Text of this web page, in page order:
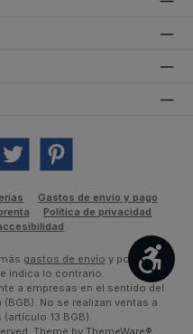
Pinterest
Gastos de envío y pago
Política de privacidad
gastos de envío y posibles
indica lo contrario.
a empresas en el sentido del
No se realizan ventas a
13 BGB).
Theme by ThemeWare®